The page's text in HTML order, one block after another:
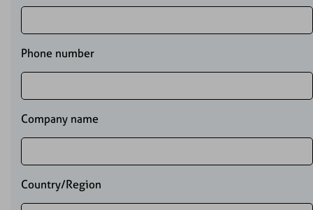
Phone number
Company name
Country/Region